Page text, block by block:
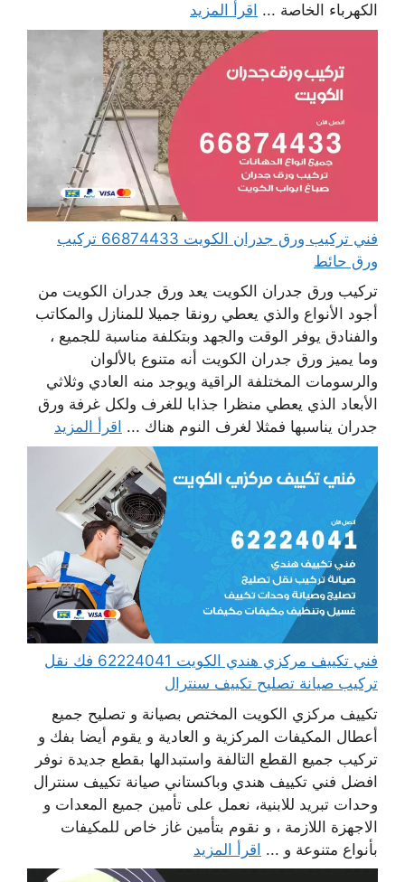
الكهرباء الخاصة ... اقرأ المزيد
فني تركيب ورق جدران الكويت 66874433 تركيب
ورق حائط
تركيب ورق جدران الكويت يعد ورق جدران الكويت من
أجود الأنواع والذي يعطي رونقا جميلا للمنازل والمكاتب
والفنادق يوفر الوقت والجهد وبتكلفة مناسبة للجميع ،
وما يميز ورق جدران الكويت أنه متنوع بالألوان
والرسومات المختلفة الراقية ويوجد منه العادي وثلاثي
الأبعاد الذي يعطي منظرا جذابا للغرف ولكل غرفة ورق
جدران يناسبها فمثلا لغرف النوم هناك ... اقرأ المزيد
فني تكييف مركزي هندي الكويت 62224041 فك نقل
تركيب صيانة تصليح تكييف سنترال
تكييف مركزي الكويت المختص بصيانة و تصليح جميع
أعطال المكيفات المركزية و العادية و يقوم أيضا بفك و
تركيب جميع القطع التالفة واستبدالها بقطع جديدة نوفر
افضل فني تكييف هندي وباكستاني صيانة تكييف سنترال
وحدات تبريد للابنية، نعمل على تأمين جميع المعدات و
الاجهزة اللازمة ، و نقوم بتأمين غاز خاص للمكيفات
بأنواع متنوعة و ... اقرأ المزيد